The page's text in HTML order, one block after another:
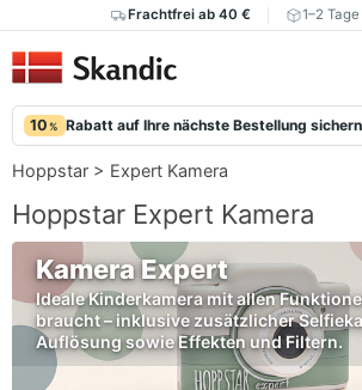
Frachtfrei ab 40 € 1–2
10 % Rabatt auf Ihre nächste Bestellung sichern
Hoppstar > Expert Kamera
Hoppstar Expert Kamera
Kamera Expert
Ideale Kinderkamera mit allen
braucht – inklusive zusätzlicher
Auflösung sowie Effekten und Filtern.